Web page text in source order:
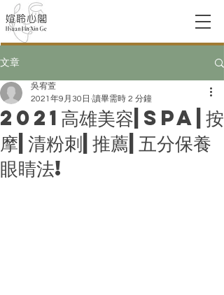
文章
2021高雄美容|SPA|按
摩|清粉刺|推薦|五分保養
眼睛法!
吳宥萱
2021年9月30日 讀畢需時 2 分鐘